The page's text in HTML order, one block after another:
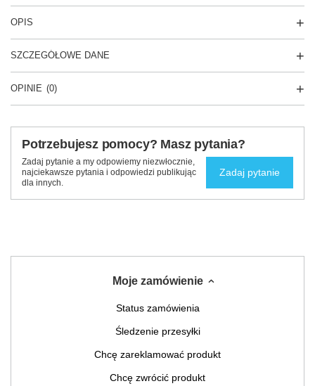
OPIS
SZCZEGÓŁOWE DANE
OPINIE (0)
Potrzebujesz pomocy? Masz pytania?
Zadaj pytanie a my odpowiemy niezwłocznie,
najciekawsze pytania i odpowiedzi publikując
dla innych.
Zadaj pytanie
Moje zamówienie
Status zamówienia
Śledzenie przesyłki
Chcę zareklamować produkt
Chcę zwrócić produkt